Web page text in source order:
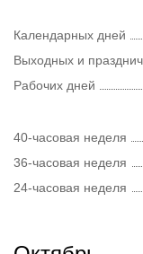
Календарных дней
Выходных и
Рабочих дней
40-часовая неделя
36-часовая неделя
24-часовая неделя